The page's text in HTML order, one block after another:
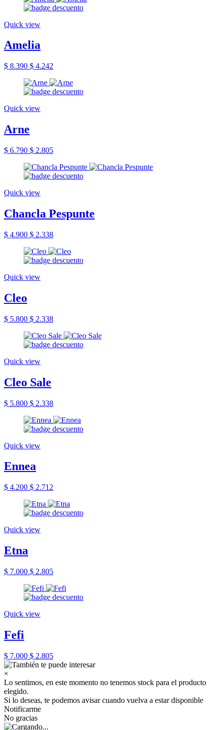
Quick view
Amelia
$ 8.390 $ 4.242
Quick view
Arne
$ 6.790 $ 2.805
Quick view
Chancla Pespunte
$ 4.900 $ 2.338
Quick view
Cleo
$ 5.800 $ 2.338
Quick view
Cleo Sale
$ 5.800 $ 2.338
Quick view
Ennea
$ 4.200 $ 2.712
Quick view
Etna
$ 7.000 $ 2.805
Quick view
Fefi
$ 7.000 $ 2.805
×
Lo sentimos, en este momento no tenemos stock para el producto
elegido.
Si lo deseas, te podemos avisar cuando vuelva a estar disponible
Notificarme
No gracias